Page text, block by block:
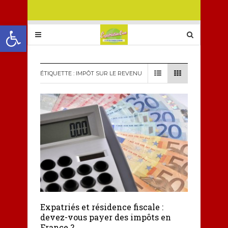
Ouvrir la barre d’outils
ÉTIQUETTE : IMPÔT SUR LE REVENU
Expatriés et résidence fiscale :
devez-vous payer des impôts en